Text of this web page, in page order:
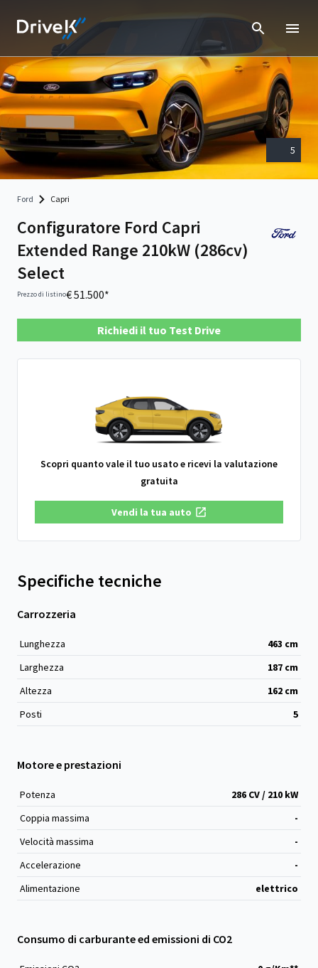
5
Ford Capri
Configuratore Ford Capri
Extended Range 210kW (286cv)
Select
Prezzo di listino€ 51.500*
Richiedi il tuo Test Drive
Scopri quanto vale il tuo usato e ricevi la valutazione
gratuita
Vendi la tua auto
Specifiche tecniche
Carrozzeria
Lunghezza 463 cm
Larghezza
187 cm
Altezza
162 cm
Posti
5
Motore e prestazioni
Potenza
286 CV / 210 kW
Coppia massima
-
Velocità massima
-
Accelerazione
-
Alimentazione
elettrico
Consumo di carburante ed emissioni di CO2